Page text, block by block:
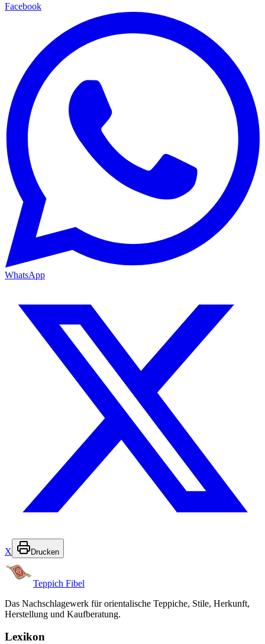
Facebook
WhatsApp
X Drucken
Teppich Fibel
Das Nachschlagewerk für orientalische Teppiche, Stile, Herkunft,
Herstellung und Kaufberatung.
Lexikon